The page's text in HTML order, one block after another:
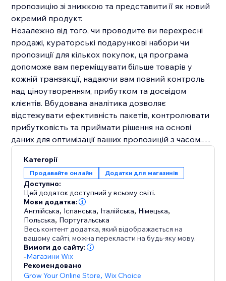
пропозицію зі знижкою та представити її як новий
окремий продукт.
Незалежно від того, чи проводите ви перехресні
продажі, кураторські подарункові набори чи
пропозиції для кількох покупок, ця програма
допоможе вам переміщувати більше товарів у
кожній транзакції, надаючи вам повний контроль
над ціноутворенням, прибутком та досвідом
клієнтів. Вбудована аналітика дозволяє
відстежувати ефективність пакетів, контролювати
прибутковість та приймати рішення на основі
даних для оптимізації ваших пропозицій з часом.
Почніть створювати пакети, яким ваші клієнти не
зможуть встояти, і спостерігайте за зростанням
ваших продажів.
Категорії
Продавайте онлайн Додатки для магазинів
Доступно:
Цей додаток доступний у всьому світі.
Мови додатка:
Англійська, Іспанська, Італійська, Німецька,
Польська, Португальська
Весь контент додатка, який відображається на
вашому сайті, можна перекласти на будь-яку мову.
Вимоги до сайту:
-Магазини Wix
Рекомендовано
Grow Your Online Store,Wix Choice